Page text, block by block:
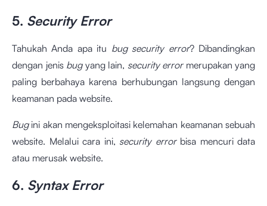
5. Security Error
Tahukah Anda apa itu bug security error? Dibandingkan
dengan jenis bugyang lain, security error merupakan yang
paling berbahaya karena berhubungan langsung dengan
keamanan pada website.
Bug ini akan mengeksploitasi kelemahan keamanan sebuah
website. Melalui cara ini, security error bisa mencuri data
atau merusak website.
6. Syntax Error